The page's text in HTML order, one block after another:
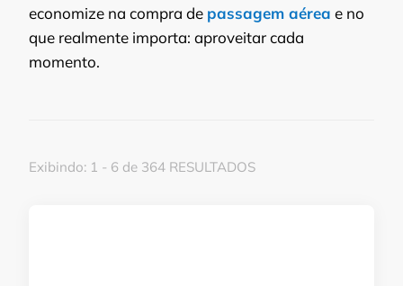
economize na compra de passagem aérea e no
que realmente importa: aproveitar cada
momento.
Exibindo: 1 - 6 de 364 RESULTADOS